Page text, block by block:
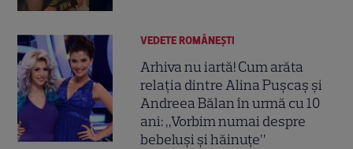
VEDETE ROMÂNEŞTI
Arhiva nu iartă! Cum arăta
relația dintre Alina Pușcaș și
Andreea Bălan în urmă cu 10
ani: „Vorbim numai despre
bebeluși și hăinuțe”